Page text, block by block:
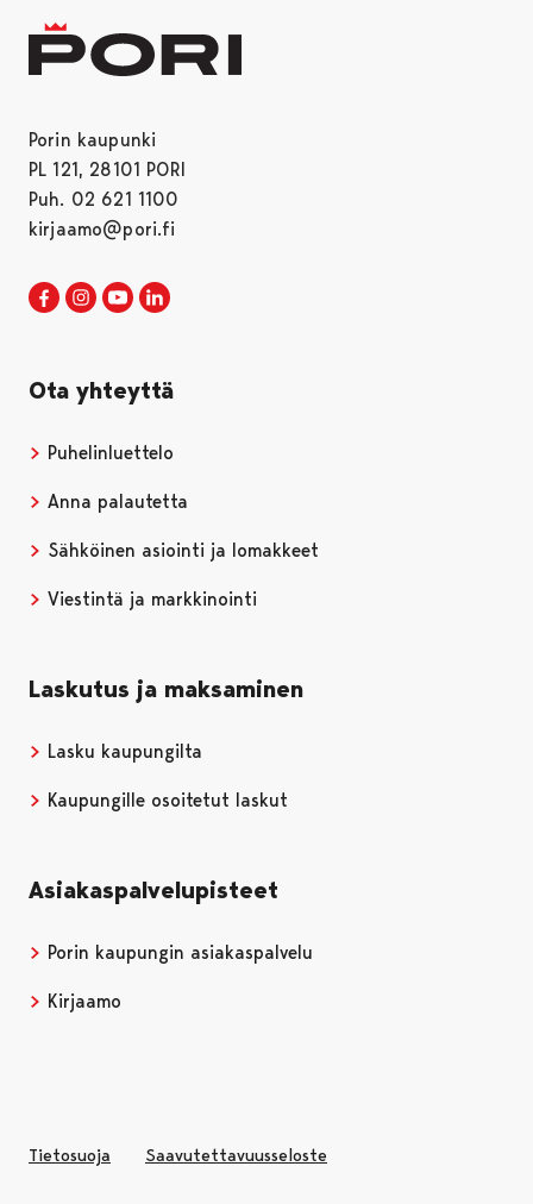
Porin kaupunki
PL 121, 28101 PORI
Puh. 02 621 1100
kirjaamo@pori.fi
Porin kaupunki Facebookissa
Avautuu uudessa välilehdessä
Porin kaupunki Instagramissa
Avautuu uudessa välilehdessä
Porin kaupunki Youtubessa
Avautuu uudessa välilehdessä
Ota yhteyttä
Puhelinluettelo
Anna palautetta
Sähköinen asiointi ja lomakkeet
Viestintä ja markkinointi
Laskutus ja maksaminen
Lasku kaupungilta
Kaupungille osoitetut laskut
Asiakaspalvelupisteet
Porin kaupungin asiakaspalvelu
Kirjaamo
Tietosuoja Saavutettavuusseloste